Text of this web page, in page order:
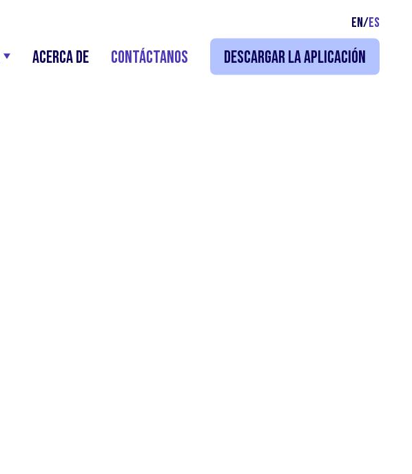
EN/ES
Acerca de Contáctanos Descargar la Aplicación